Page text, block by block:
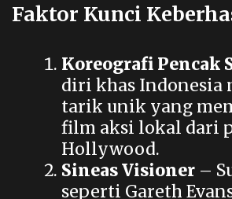
Faktor Kunci
Koreografi Pencak
diri khas Indonesia
tarik unik yang
film aksi lokal dari
Hollywood.
Sineas Visioner –
seperti Gareth